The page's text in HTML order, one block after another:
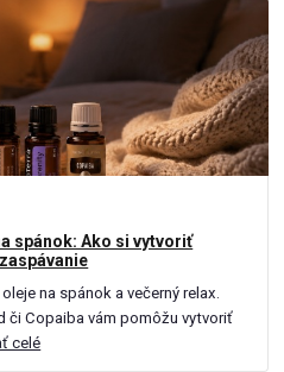
spánok: Ako si vytvoriť
na spánok a večerný relax.
či Copaiba vám pomôžu vytvoriť
celé